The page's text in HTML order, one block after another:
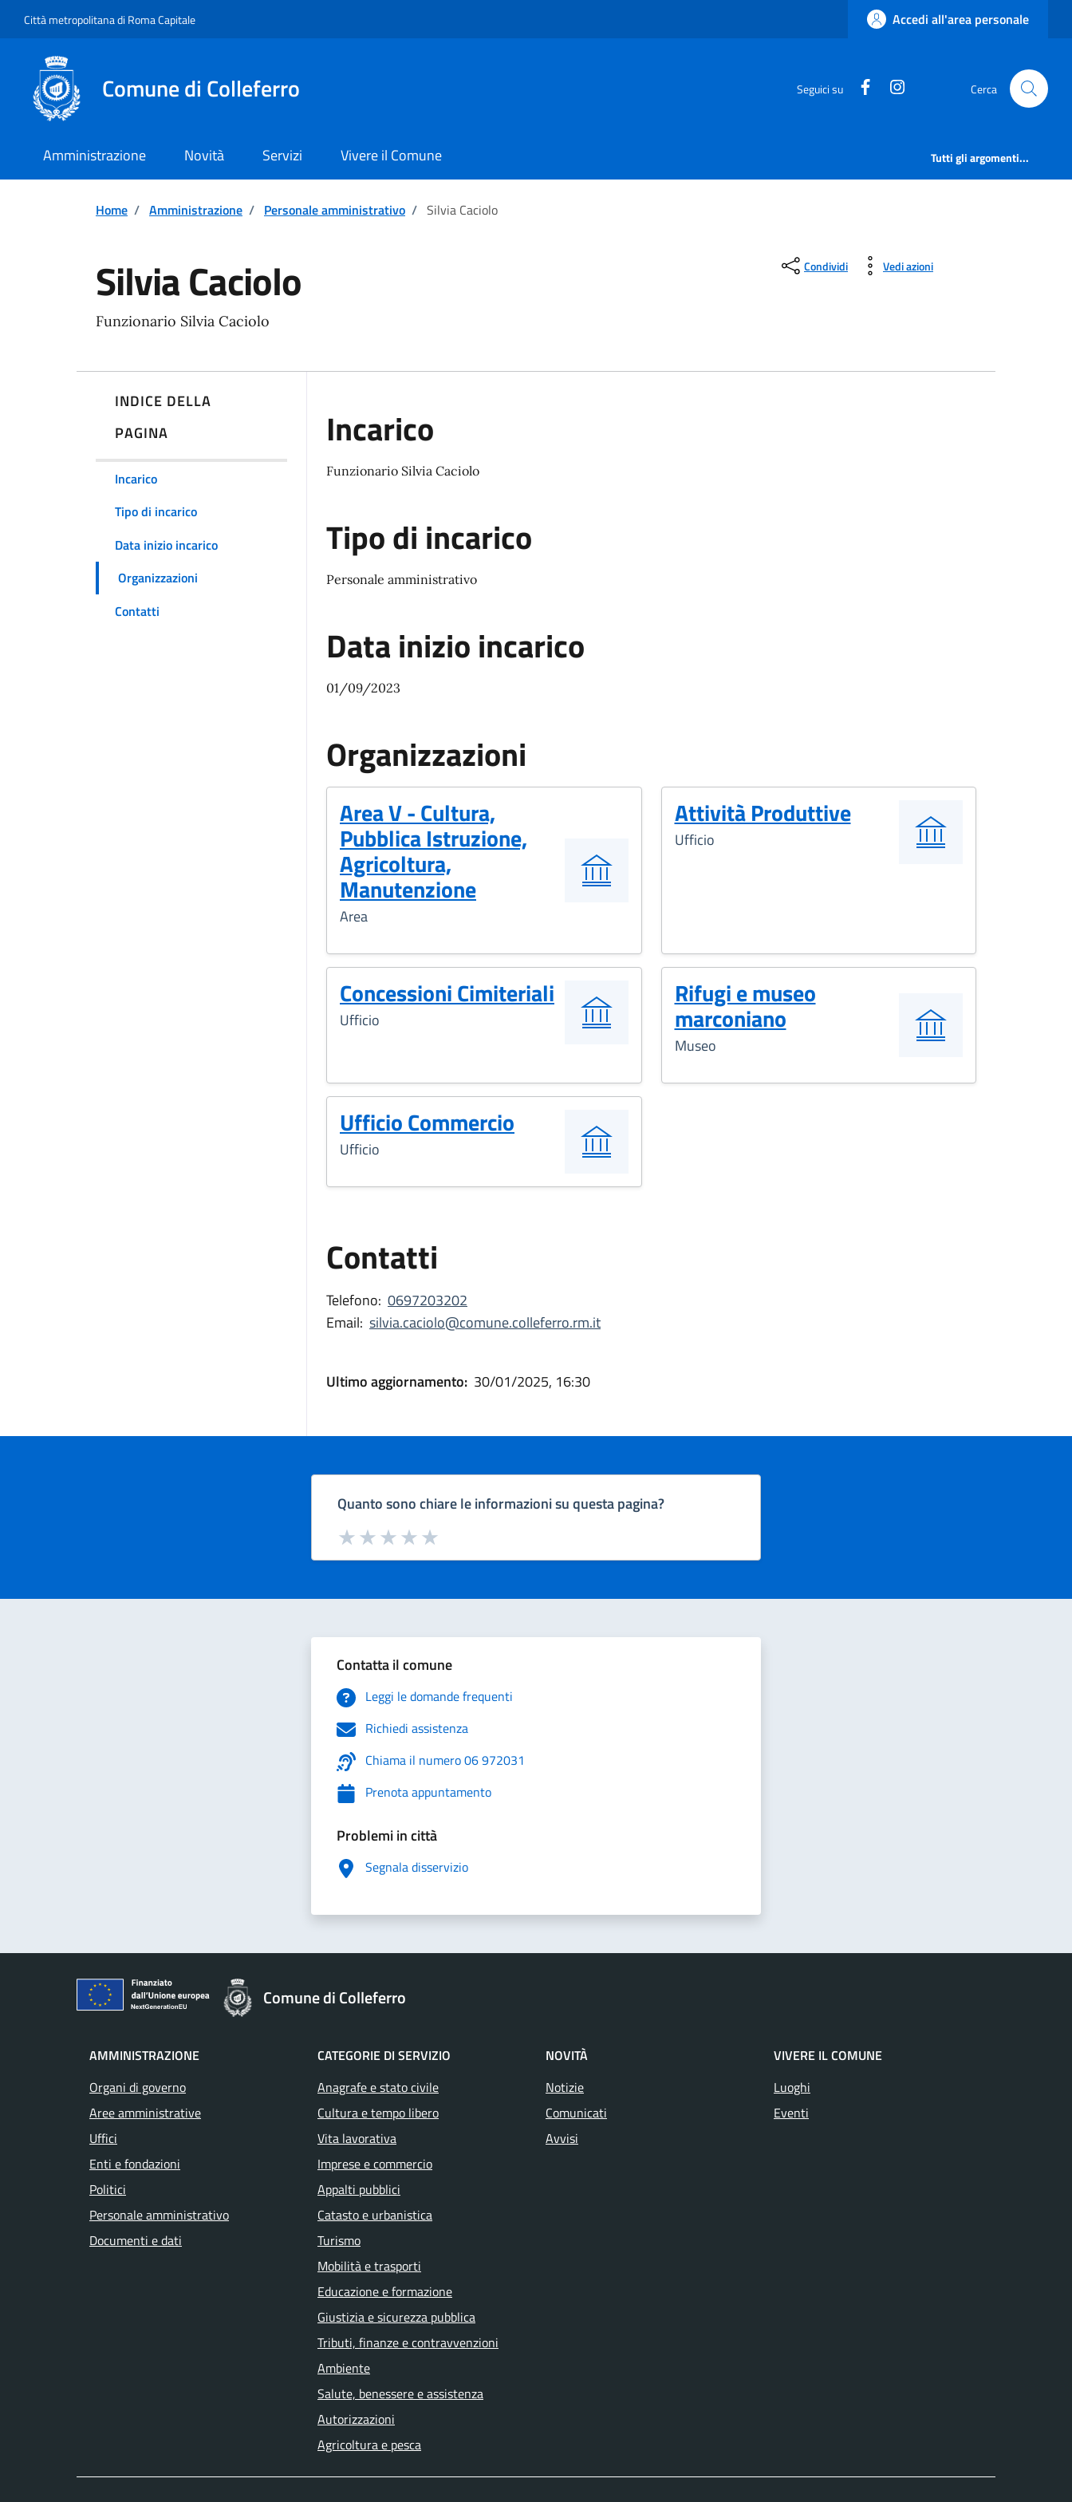
Città metropolitana di Roma Capitale Accedi all'area personale
Comune di Colleferro Seguici su https://www.facebook.com/
https:// Cerca
Amministrazione Novità Servizi Vivere il Comune Tutti gli argomenti...
Home / Amministrazione / Personale amministrativo / Silvia Caciolo
Silvia Caciolo
Funzionario Silvia Caciolo
Condividi Vedi azioni
INDICE DELLA
PAGINA
Incarico
Tipo di incarico
Data inizio incarico
Organizzazioni
Contatti
Incarico
Funzionario Silvia Caciolo
Tipo di incarico
Personale amministrativo
Data inizio incarico
01/09/2023
Organizzazioni
Area V - Cultura,
Pubblica Istruzione,
Agricoltura,
Manutenzione
Area
Attività Produttive
Ufficio
Concessioni Cimiteriali
Ufficio
Rifugi e museo
marconiano
Museo
Ufficio Commercio
Ufficio
Contatti
Telefono: 0697203202
Email: silvia.caciolo@comune.colleferro.rm.it
Ultimo aggiornamento: 30/01/2025, 16:30
Quanto sono chiare le informazioni su questa pagina?
Valuta da 1 a 5 stelle la pagina
Valuta 5 stelle su 5
Valuta 4 stelle su 5
Valuta 3 stelle su 5
Valuta 2 stelle su 5
Valuta 1 stelle su 5
Contatta il comune
Leggi le domande frequenti
Richiedi assistenza
Chiama il numero 06 972031
Prenota appuntamento
Problemi in città
Segnala disservizio
Comune di Colleferro
AMMINISTRAZIONE
Organi di governo
Aree amministrative
Uffici
Enti e fondazioni
Politici
Personale amministrativo
Documenti e dati
CATEGORIE DI SERVIZIO
Anagrafe e stato civile
Cultura e tempo libero
Vita lavorativa
Imprese e commercio
Appalti pubblici
Catasto e urbanistica
Turismo
Mobilità e trasporti
Educazione e formazione
Giustizia e sicurezza pubblica
Tributi, finanze e contravvenzioni
Ambiente
Salute, benessere e assistenza
Autorizzazioni
Agricoltura e pesca
NOVITÀ
Notizie
Comunicati
Avvisi
VIVERE IL COMUNE
Luoghi
Eventi